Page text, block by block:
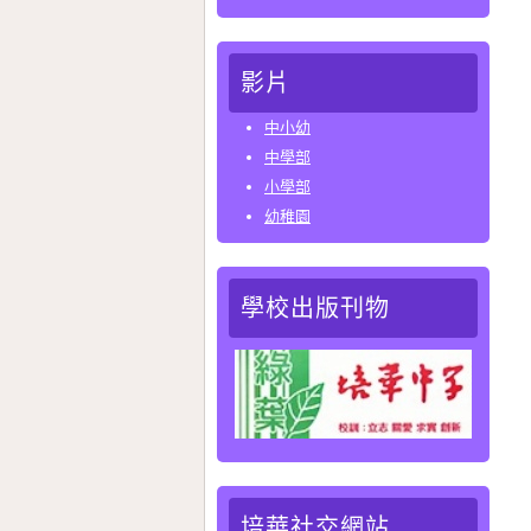
影片
中小幼
中學部
小學部
幼稚園
學校出版刊物